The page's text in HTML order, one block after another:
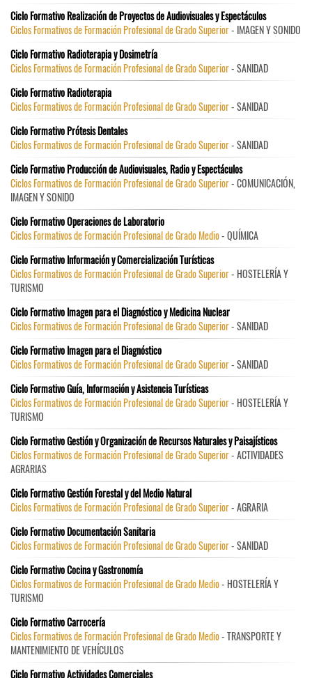
Ciclo Formativo Realización de Proyectos de Audiovisuales y Espectáculos
Ciclos Formativos de Formación Profesional de Grado Superior- IMAGEN Y SONIDO
Ciclo Formativo Radioterapia y Dosimetría
Ciclos Formativos de Formación Profesional de Grado Superior- SANIDAD
Ciclo Formativo Radioterapia
Ciclos Formativos de Formación Profesional de Grado Superior- SANIDAD
Ciclo Formativo Prótesis Dentales
Ciclos Formativos de Formación Profesional de Grado Superior- SANIDAD
Ciclo Formativo Producción de Audiovisuales, Radio y Espectáculos
Ciclos Formativos de Formación Profesional de Grado Superior- COMUNICACIÓN,
IMAGEN Y SONIDO
Ciclo Formativo Operaciones de Laboratorio
Ciclos Formativos de Formación Profesional de Grado Medio- QUÍMICA
Ciclo Formativo Información y Comercialización Turísticas
Ciclos Formativos de Formación Profesional de Grado Superior- HOSTELERÍA Y
TURISMO
Ciclo Formativo Imagen para el Diagnóstico y Medicina Nuclear
Ciclos Formativos de Formación Profesional de Grado Superior- SANIDAD
Ciclo Formativo Imagen para el Diagnóstico
Ciclos Formativos de Formación Profesional de Grado Superior- SANIDAD
Ciclo Formativo Guía, Información y Asistencia Turísticas
Ciclos Formativos de Formación Profesional de Grado Superior- HOSTELERÍA Y
TURISMO
Ciclo Formativo Gestión y Organización de Recursos Naturales y Paisajísticos
Ciclos Formativos de Formación Profesional de Grado Superior- ACTIVIDADES
AGRARIAS
Ciclo Formativo Gestión Forestal y del Medio Natural
Ciclos Formativos de Formación Profesional de Grado Superior- AGRARIA
Ciclo Formativo Documentación Sanitaria
Ciclos Formativos de Formación Profesional de Grado Superior- SANIDAD
Ciclo Formativo Cocina y Gastronomía
Ciclos Formativos de Formación Profesional de Grado Medio- HOSTELERÍA Y
TURISMO
Ciclo Formativo Carrocería
Ciclos Formativos de Formación Profesional de Grado Medio- TRANSPORTE Y
MANTENIMIENTO DE VEHÍCULOS
Ciclo Formativo Actividades Comerciales